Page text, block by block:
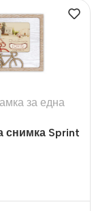
за една
снимка Sprint